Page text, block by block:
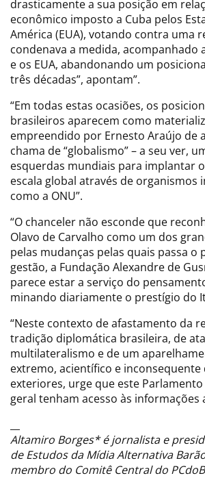
drasticamente a sua posição em
econômico imposto a Cuba pelos
América (EUA), votando contra uma
condenava a medida, acompanhado
e os EUA, abandonando um
três décadas”, apontam”.
“Em todas estas ocasiões, os
brasileiros aparecem como
empreendido por Ernesto Araújo de
chama de “globalismo” – a seu ver,
esquerdas mundiais para implantar
escala global através de organismos
como a ONU”.
“O chanceler não esconde que
Olavo de Carvalho como um dos
pelas mudanças pelas quais passa o
gestão, a Fundação Alexandre de
parece estar a serviço do
minando diariamente o prestígio do
“Neste contexto de afastamento da
tradição diplomática brasileira, de
multilateralismo e de um
extremo, acientífico e inconsequente
exteriores, urge que este
geral tenham acesso às informações
Altamiro Borges* é jornalista e
de Estudos da Mídia Alternativa
membro do Comitê Central do